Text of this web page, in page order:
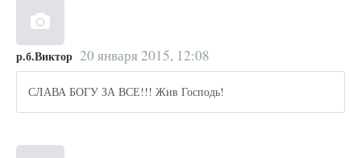
р.б.Виктор 20 января 2015, 12:08
СЛАВА БОГУ ЗА ВСЕ!!! Жив Господь!